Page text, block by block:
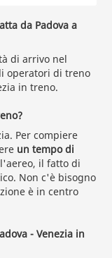
da Padova a
di arrivo nel
operatori di treno
in treno.
Per compiere
un tempo di
il fatto di
Non c'è bisogno
è in centro
- Venezia in